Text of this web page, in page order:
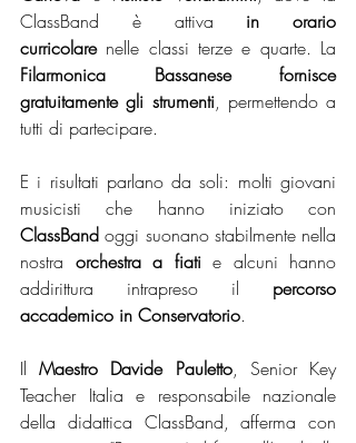
ClassBand è attiva in orario
curricolare
Filarmonica Bassanese fornisce
gratuitamente gli strumenti, permettendo a
tutti di partecipare.
E i risultati parlano da soli: molti giovani
ClassBand oggi suonano stabilmente nella
nostra orchestra a fiati e alcuni hanno
addirittura intrapreso il percorso
accademico in Conservatorio.
Il Maestro Davide Pauletto, Senior Key
Teacher Italia e responsabile nazionale
della didattica ClassBand, afferma con